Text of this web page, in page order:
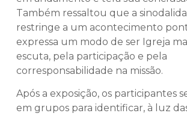
Também ressaltou que a
restringe a um acontecimento
expressa um modo de ser Igreja
escuta, pela participação e pela
corresponsabilidade na missão.
Após a exposição, os participantes
em grupos para identificar, à luz